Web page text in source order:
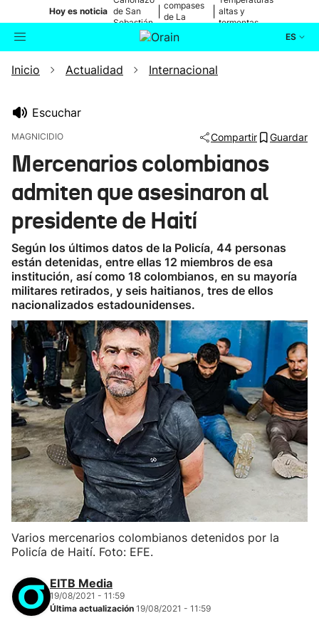
Hoy es noticia de San
Sebastián
compases
de La
altas y
tormentas
ES
Buscador Actualidad
Ikusmiran
Eguraldia
Inicio Actualidad Internacional
Escuchar
MAGNICIDIO Compartir Guardar
Mercenarios colombianos
admiten que asesinaron al
presidente de Haití
Según los últimos datos de la Policía, 44 personas
están detenidas, entre ellas 12 miembros de esa
institución, así como 18 colombianos, en su mayoría
militares retirados, y seis haitianos, tres de ellos
nacionalizados estadounidenses.
Varios mercenarios colombianos detenidos por la
Policía de Haití. Foto: EFE.
EITB Media
19/08/2021 - 11:59
Última actualización 19/08/2021 - 11:59